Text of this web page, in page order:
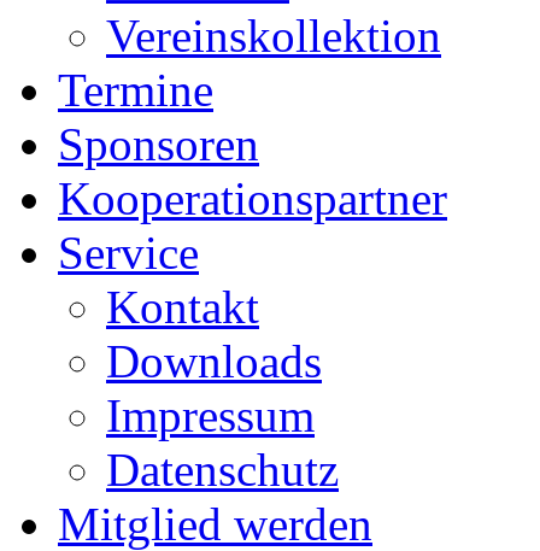
Vereinskollektion
Termine
Sponsoren
Kooperationspartner
Service
Kontakt
Downloads
Impressum
Datenschutz
Mitglied werden